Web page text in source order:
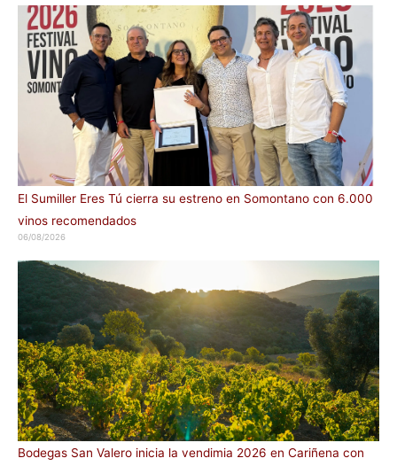
El Sumiller Eres Tú cierra su estreno en Somontano con 6.000
vinos recomendados
06/08/2026
Bodegas San Valero inicia la vendimia 2026 en Cariñena con